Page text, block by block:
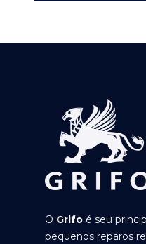
O Grifo é seu
pequenos reparos